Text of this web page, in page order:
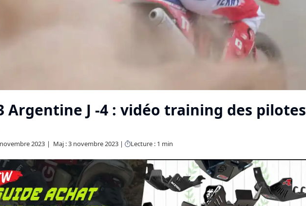
Argentine J -4 : vidéo training des pilotes
2023 Maj : 3 novembre 2023 Lecture : 1 min